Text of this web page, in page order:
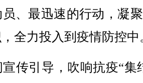
员、最迅速的行动，凝
全力投入到疫情防控中
引导，吹响抗疫“集